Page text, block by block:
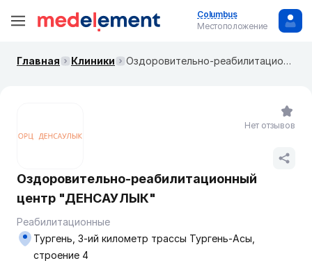
Columbus
Местоположение
Главная Клиники Оздоровительно-реабилитационный центр "ДЕНСАУЛЫК"
Оздоровительно-реабилитационный
центр "ДЕНСАУЛЫК"
Реабилитационные
Тургень, 3-ий километр трассы Тургень-Асы,
строение 4
Нет отзывов